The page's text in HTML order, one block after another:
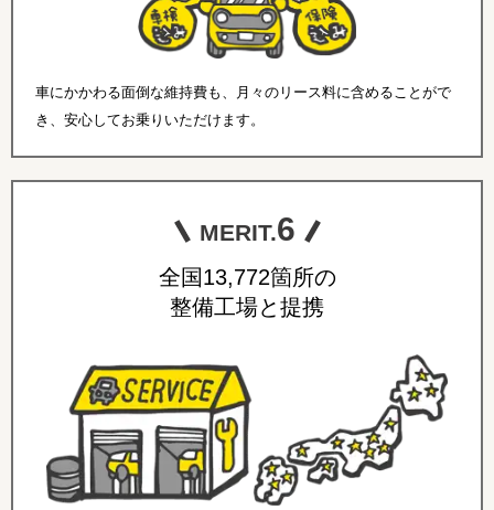
車にかかわる面倒な維持費も、月々のリース料に含めることがで
き、安心してお乗りいただけます。
MERIT.6
全国13,772箇所の
整備工場と提携